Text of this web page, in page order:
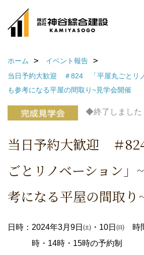
ホーム
イベント報告
当日予約大歓迎 ＃824 「平屋丸ごとリ
も参考になる平屋の間取り~見学会開催
◆終了しました
当日予約大歓迎 ＃
ごとリノベーション」
考になる平屋の間取り
日時：2024年3月9日㈯・10日㈰ 時
時・14時・15時の予約制